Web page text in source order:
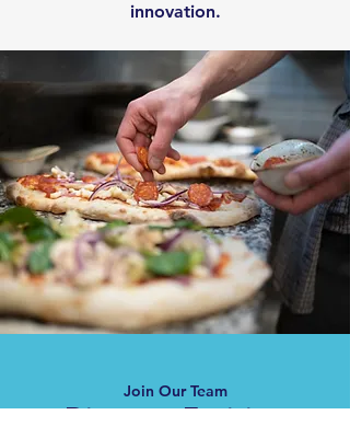
innovation.
Join Our Team
Discover Exciting